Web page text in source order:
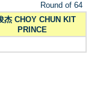
Round of 64
杰 CHOY CHUN KIT
PRINCE